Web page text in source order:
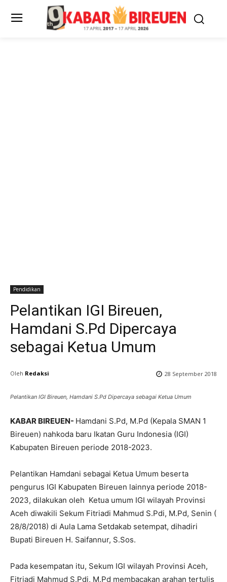
Pendidikan
Pelantikan IGI Bireuen,
Hamdani S.Pd Dipercaya
sebagai Ketua Umum
Oleh Redaksi 28 September 2018
Pelantikan IGI Bireuen, Hamdani S.Pd Dipercaya sebagai Ketua Umum
KABAR BIREUEN- Hamdani S.Pd, M.Pd (Kepala SMAN 1
Bireuen) nahkoda baru Ikatan Guru Indonesia (IGI)
Kabupaten Bireuen periode 2018-2023.
Pelantikan Hamdani sebagai Ketua Umum beserta
pengurus IGI Kabupaten Bireuen lainnya periode 2018-
2023, dilakukan oleh Ketua umum IGI wilayah Provinsi
Aceh diwakili Sekum Fitriadi Mahmud S.Pdi, M.Pd, Senin (
28/8/2018) di Aula Lama Setdakab setempat, dihadiri
Bupati Bireuen H. Saifannur, S.Sos.
Pada kesempatan itu, Sekum IGI wilayah Provinsi Aceh,
Fitriadi Mahmud S.Pdi, M.Pd membacakan arahan tertulis